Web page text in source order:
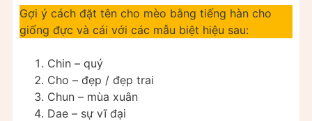
Gợi ý cách đặt tên cho mèo bằng tiếng hàn cho
giống đực và cái với các mẫu biệt hiệu sau:
Chin – quý
Cho – đẹp / đẹp trai
Chun – mùa xuân
Dae – sự vĩ đại